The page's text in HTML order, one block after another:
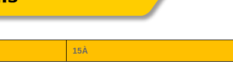
15À